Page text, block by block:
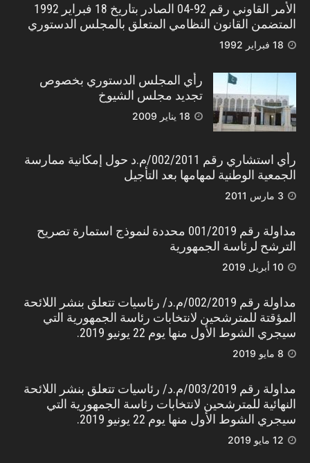
الأمر القاوني رقم 92-04 الصادر بتاريخ 18 فبراير 1992
المتضمن القانون النظامي المتعلق بالمجلس الدستوري
18 فبراير 1992
رأي المجلس الدستوري بخصوص
تجديد مجلس الشيوخ
18 يناير 2009
رأي استشاري رقم 002/2011/م.د حول إمكانية ممارسة
الجمعية الوطنية لمهامها بعد التأجيل
3 مارس 2011
مداولة رقم 001/2019 محددة لنموذج استمارة تصريح
الترشح لرئاسة الجمهورية
10 أبريل 2019
مداولة رقم 002/2019/م.د/ رئاسيات تتعلق بنشر اللائحة
المؤقتة للمترشحين لانتخابات رئاسة الجمهورية التي
سيجري الشوط الأول منها يوم 22 يونيو 2019.
8 مايو 2019
مداولة رقم 003/2019/م.د/ رئاسيات تتعلق بنشر اللائحة
النهائية للمترشحين لانتخابات رئاسة الجمهورية التي
سيجري الشوط الأول منها يوم 22 يونيو 2019.
12 مايو 2019